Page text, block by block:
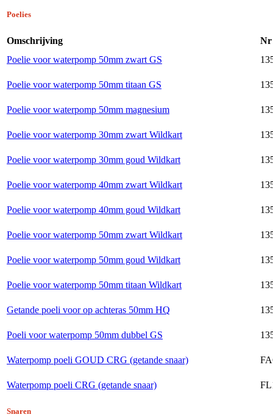
Poelies
Omschrijving
Nr
Poelie voor waterpomp 50mm zwart GS
Poelie voor waterpomp 50mm titaan GS
Poelie voor waterpomp 50mm magnesium
Poelie voor waterpomp 30mm zwart Wildkart
Poelie voor waterpomp 30mm goud Wildkart
Poelie voor waterpomp 40mm zwart Wildkart
Poelie voor waterpomp 40mm goud Wildkart
Poelie voor waterpomp 50mm zwart Wildkart
Poelie voor waterpomp 50mm goud Wildkart
Poelie voor waterpomp 50mm titaan Wildkart
Getande poeli voor op achteras 50mm HQ
Poeli voor waterpomp 50mm dubbel GS
Waterpomp poeli GOUD CRG (getande snaar)
Waterpomp poeli CRG (getande snaar)
Snaren